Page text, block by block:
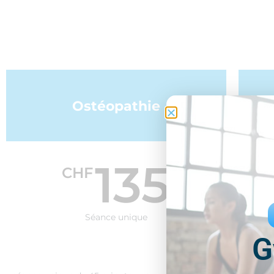
Ostéopathie
CHF135
Séance unique
Une